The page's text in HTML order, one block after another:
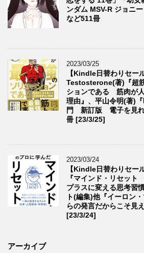
ンダム MSV-R ジョニ
など511冊
2023/03/25
【Kindle日替わりセー
Testosterone(著)『超
ションである 筋肉が
理由』、平山令明(著)
門 新訂版 電子を見れ
冊 [23/3/25]
2023/03/24
【Kindle日替わりセー
『マインド・リセッ
プラスに変える思考習
ト(編集)他『イーロン
らの発言だからこそ見
[23/3/24]
アーカイブ